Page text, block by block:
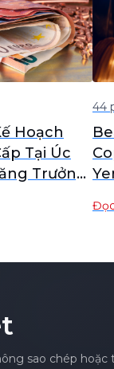
Hoạch
Tại Úc
Trưởng
44
sao chép hoặc